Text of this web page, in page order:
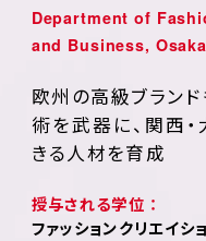
Department of
and Business, Osaka
欧州の高級ブラン
術を武器に、関西
きる人材を育成
授与される学位 ：
ファッションクリエイシ